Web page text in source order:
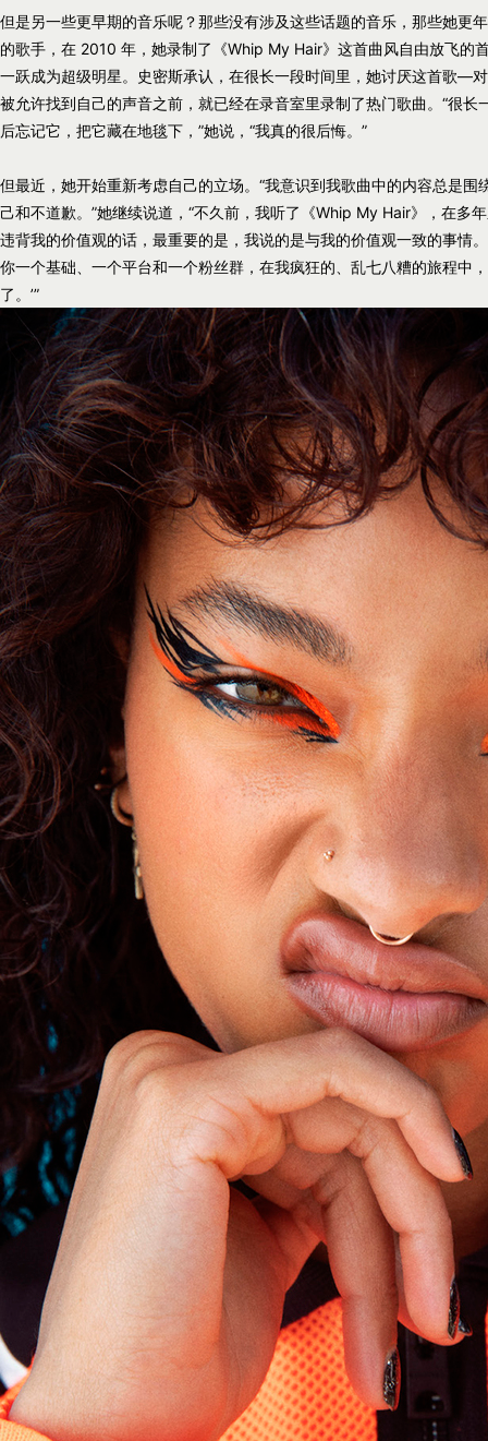
但是另一些更早期的音乐呢？那些没有涉及这些话题的音乐，那些她更
的歌手，在 2010 年，她录制了《Whip My Hair》这首曲风自由放飞的
一跃成为超级明星。史密斯承认，在很长一段时间里，她讨厌这首歌—
被允许找到自己的声音之前，就已经在录音室里录制了热门歌曲。“很
后忘记它，把它藏在地毯下，”她说，“我真的很后悔。”
但最近，她开始重新考虑自己的立场。“我意识到我歌曲中的内容总是
己和不道歉。”她继续说道，“不久前，我听了《Whip My Hair》，在多
违背我的价值观的话，最重要的是，我说的是与我的价值观一致的事情
你一个基础、一个平台和一个粉丝群，在我疯狂的、乱七八糟的旅程中
了。’”